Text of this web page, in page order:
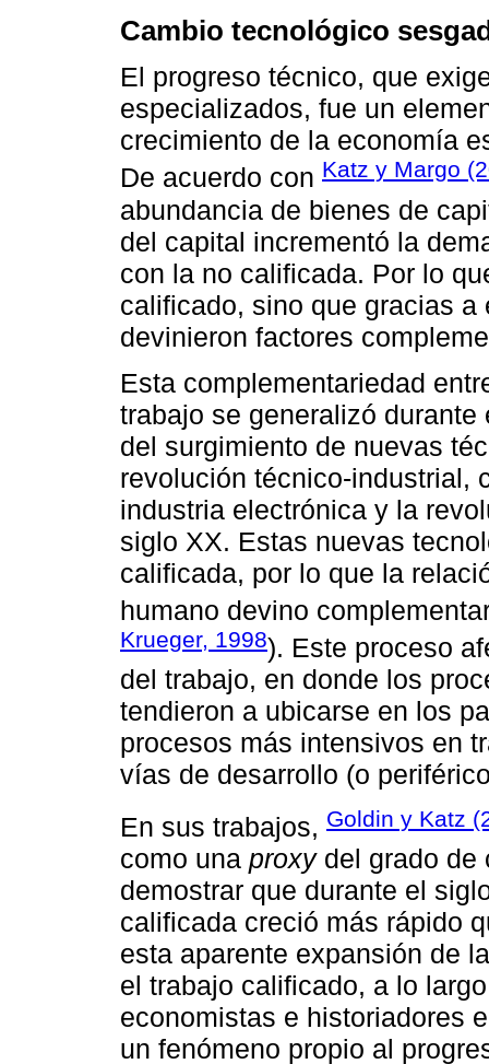
Cambio tecnológico
El progreso técnico, que
especializados, fue un
crecimiento de la economía
De acuerdo con Katz y Margo
abundancia de bienes de
del capital incrementó la
con la no calificada. Por lo
calificado, sino que gracias
devinieron factores
Esta complementariedad
trabajo se generalizó
del surgimiento de nuevas
revolución técnico-industrial,
industria electrónica y la
siglo XX. Estas nuevas
calificada, por lo que la
humano devino
Krueger, 1998). Este proceso
del trabajo, en donde los
tendieron a ubicarse en los
procesos más intensivos en
vías de desarrollo (o
En sus trabajos, Goldin y Katz
como una proxydel grado de
demostrar que durante el
calificada creció más rápido
esta aparente expansión de
el trabajo calificado, a lo
economistas e historiadores
un fenómeno propio al